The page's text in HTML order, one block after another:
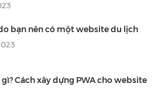
bạn nên có một website du lịch
gì? Cách xây dựng PWA cho website